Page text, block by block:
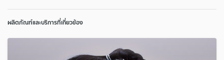
ผลิตภัณฑ์และบริการที่เกี่ยวข้อง